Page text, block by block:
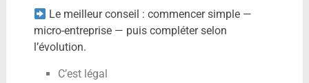
Le meilleur conseil : commencer simple —
micro-entreprise — puis compléter selon
l’évolution.
C’est légal